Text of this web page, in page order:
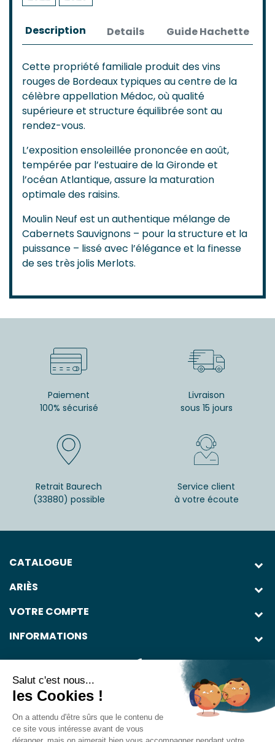
Description Details Guide Hachette
Cette propriété familiale produit des vins
rouges de Bordeaux typiques au centre de la
célèbre appellation Médoc, où qualité
supérieure et structure équilibrée sont au
rendez-vous.
L’exposition ensoleillée prononcée en août,
tempérée par l’estuaire de la Gironde et
l’océan Atlantique, assure la maturation
optimale des raisins.
Moulin Neuf est un authentique mélange de
Cabernets Sauvignons – pour la structure et la
puissance – lissé avec l’élégance et la finesse
de ses très jolis Merlots.
Paiement
100% sécurisé
Livraison
sous 15 jours
Retrait Baurech
(33880) possible
Service client
à votre écoute
CATALOGUE
ARIÈS
VOTRE COMPTE
INFORMATIONS
L'abus d'alcool est dangereux pour la santé. À consommer avec
Salut c'est nous...
les Cookies !
On a attendu d'être sûrs que le contenu de
ce site vous intéresse avant de vous
déranger, mais on aimerait bien vous accompagner pendant votre